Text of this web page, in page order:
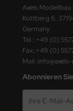
Axels Modellbau
Kottberg 6,
Germany
Tel.: +49 (0)
Fax.:+49 (0)
Mail:
Abonnieren
Models
Hobby / Gunze Sangyo
Beemax